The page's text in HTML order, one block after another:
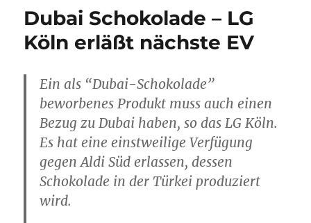
Dubai Schokolade – LG
Köln erläßt nächste EV
Ein als “Dubai-Schokolade”
beworbenes Produkt muss auch einen
Bezug zu Dubai haben, so das LG Köln.
Es hat eine einstweilige Verfügung
gegen Aldi Süd erlassen, dessen
Schokolade in der Türkei produziert
wird.